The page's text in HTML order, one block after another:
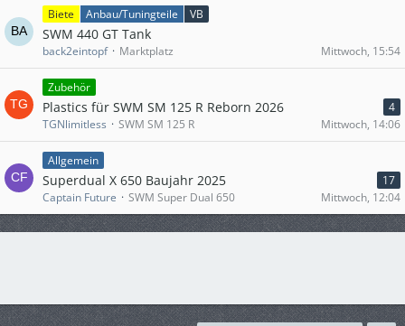
Biete Anbau/Tuningteile VB
SWM 440 GT Tank
back2eintopf Marktplatz Mittwoch, 15:54
Zubehör
Plastics für SWM SM 125 R Reborn 2026
4
TGNlimitless
SWM SM 125 R Mittwoch, 14:06
Allgemein
Superdual X 650 Baujahr 2025
17
Captain Future
SWM Super Dual 650 Mittwoch, 12:04